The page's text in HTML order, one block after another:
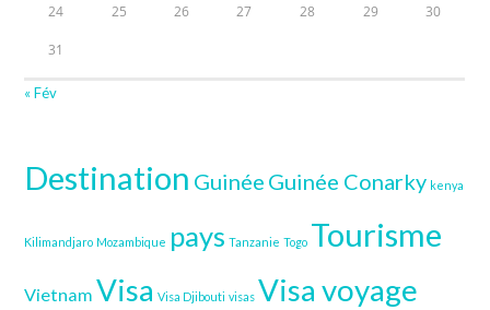
24 25 26 27 28 29 30
31
« Fév
Destination Guinée Guinée Conarky kenya
Kilimandjaro Mozambique pays Tanzanie Togo Tourisme
Vietnam Visa Visa Djibouti visas Visa voyage